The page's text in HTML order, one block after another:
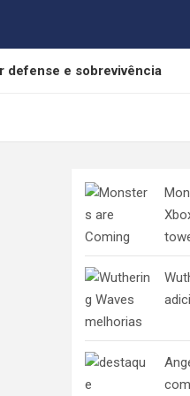
defense e sobrevivência
de 45 invocações gratuitas
melhorias